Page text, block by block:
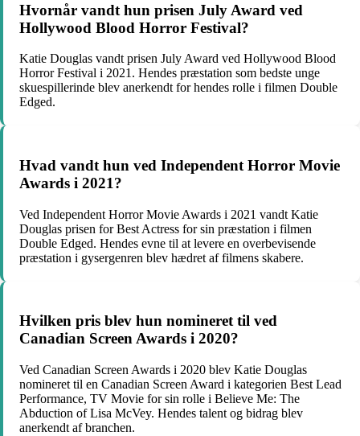
Hvornår vandt hun prisen July Award ved
Hollywood Blood Horror Festival?
Katie Douglas vandt prisen July Award ved Hollywood Blood
Horror Festival i 2021. Hendes præstation som bedste unge
skuespillerinde blev anerkendt for hendes rolle i filmen Double
Edged.
Hvad vandt hun ved Independent Horror Movie
Awards i 2021?
Ved Independent Horror Movie Awards i 2021 vandt Katie
Douglas prisen for Best Actress for sin præstation i filmen
Double Edged. Hendes evne til at levere en overbevisende
præstation i gysergenren blev hædret af filmens skabere.
Hvilken pris blev hun nomineret til ved
Canadian Screen Awards i 2020?
Ved Canadian Screen Awards i 2020 blev Katie Douglas
nomineret til en Canadian Screen Award i kategorien Best Lead
Performance, TV Movie for sin rolle i Believe Me: The
Abduction of Lisa McVey. Hendes talent og bidrag blev
anerkendt af branchen.